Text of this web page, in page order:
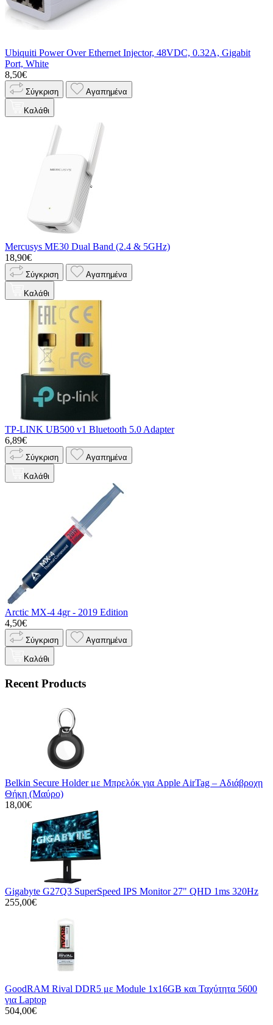
Ubiquiti Power Over Ethernet Injector, 48VDC, 0.32A, Gigabit
Port, White
8,50€
Σύγκριση Αγαπημένα
Καλάθι
Mercusys ME30 Dual Band (2.4 & 5GHz)
18,90€
Σύγκριση Αγαπημένα
Καλάθι
TP-LINK UB500 v1 Bluetooth 5.0 Adapter
6,89€
Σύγκριση Αγαπημένα
Καλάθι
Arctic MX-4 4gr - 2019 Edition
4,50€
Σύγκριση Αγαπημένα
Καλάθι
Recent Products
Belkin Secure Holder με Μπρελόκ για Apple AirTag – Αδιάβροχη
Θήκη (Μαύρο)
18,00€
Gigabyte G27Q3 SuperSpeed IPS Monitor 27" QHD 1ms 320Hz
255,00€
GoodRAM Rival DDR5 με Module 1x16GB και Ταχύτητα 5600
για Laptop
504,00€